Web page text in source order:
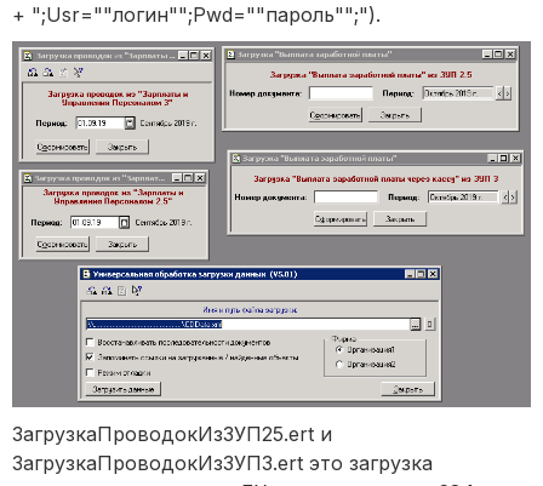
+ ";Usr=""логин"";Pwd=""пароль"";").
ЗагрузкаПроводокИзЗУП25.ert и
ЗагрузкаПроводокИзЗУП3.ert это загрузка